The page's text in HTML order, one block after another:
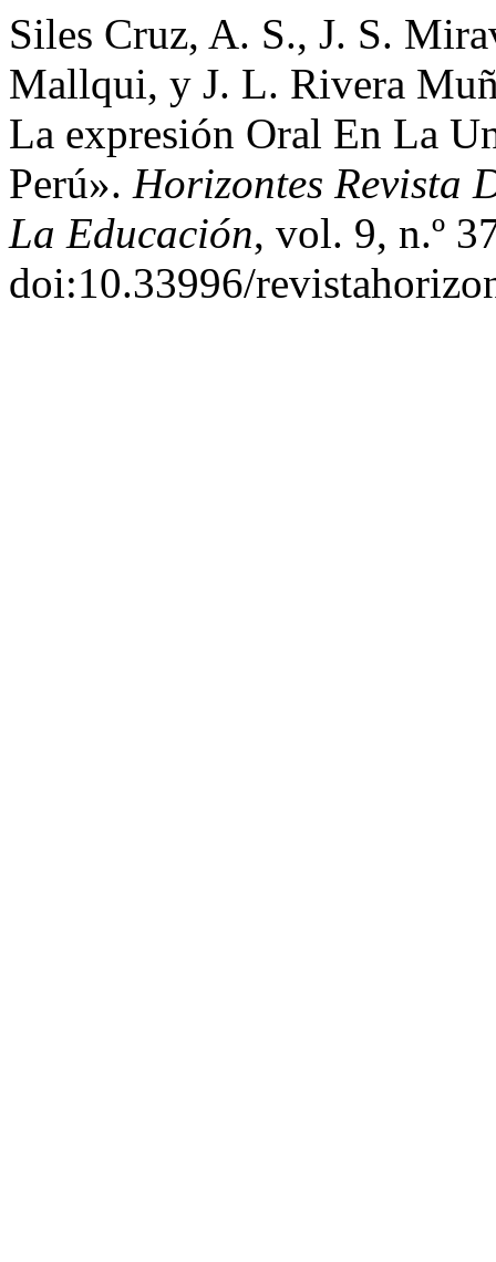
Siles Cruz, A. S., J. S.
Mallqui, y J. L. Rivera
La expresión Oral En La
Perú». Horizontes Revista
La Educación, vol. 9, n.º
doi:10.33996/